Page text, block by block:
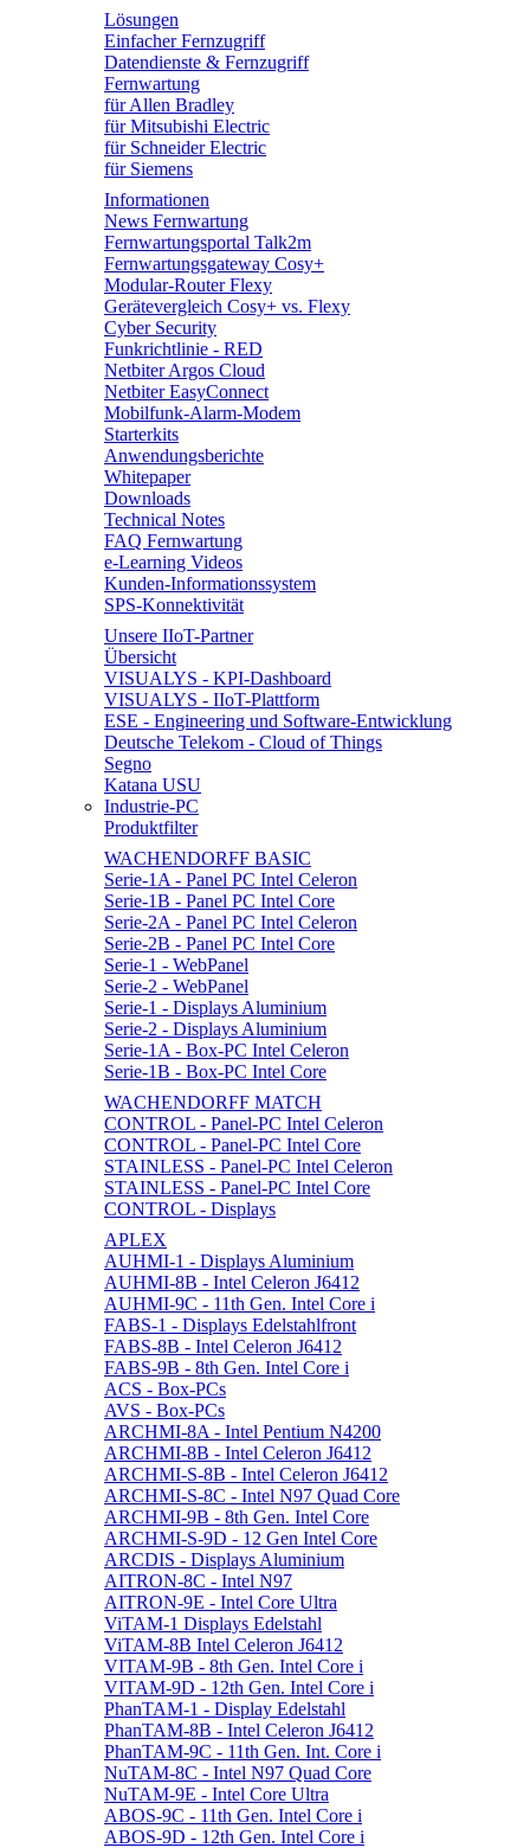
Lösungen
Einfacher Fernzugriff
Datendienste & Fernzugriff
Fernwartung
für Allen Bradley
für Mitsubishi Electric
für Schneider Electric
für Siemens
Informationen
News Fernwartung
Fernwartungsportal Talk2m
Fernwartungsgateway Cosy+
Modular-Router Flexy
Gerätevergleich Cosy+ vs. Flexy
Cyber Security
Funkrichtlinie - RED
Netbiter Argos Cloud
Netbiter EasyConnect
Mobilfunk-Alarm-Modem
Starterkits
Anwendungsberichte
Whitepaper
Downloads
Technical Notes
FAQ Fernwartung
e-Learning Videos
Kunden-Informationssystem
SPS-Konnektivität
Unsere IIoT-Partner
Übersicht
VISUALYS - KPI-Dashboard
VISUALYS - IIoT-Plattform
ESE - Engineering und Software-Entwicklung
Deutsche Telekom - Cloud of Things
Segno
Katana USU
Industrie-PC
Produktfilter
WACHENDORFF BASIC
Serie-1A - Panel PC Intel Celeron
Serie-1B - Panel PC Intel Core
Serie-2A - Panel PC Intel Celeron
Serie-2B - Panel PC Intel Core
Serie-1 - WebPanel
Serie-2 - WebPanel
Serie-1 - Displays Aluminium
Serie-2 - Displays Aluminium
Serie-1A - Box-PC Intel Celeron
Serie-1B - Box-PC Intel Core
WACHENDORFF MATCH
CONTROL - Panel-PC Intel Celeron
CONTROL - Panel-PC Intel Core
STAINLESS - Panel-PC Intel Celeron
STAINLESS - Panel-PC Intel Core
CONTROL - Displays
APLEX
AUHMI-1 - Displays Aluminium
AUHMI-8B - Intel Celeron J6412
AUHMI-9C - 11th Gen. Intel Core i
FABS-1 - Displays Edelstahlfront
FABS-8B - Intel Celeron J6412
FABS-9B - 8th Gen. Intel Core i
ACS - Box-PCs
AVS - Box-PCs
ARCHMI-8A - Intel Pentium N4200
ARCHMI-8B - Intel Celeron J6412
ARCHMI-S-8B - Intel Celeron J6412
ARCHMI-S-8C - Intel N97 Quad Core
ARCHMI-9B - 8th Gen. Intel Core
ARCHMI-S-9D - 12 Gen Intel Core
ARCDIS - Displays Aluminium
AITRON-8C - Intel N97
AITRON-9E - Intel Core Ultra
ViTAM-1 Displays Edelstahl
ViTAM-8B Intel Celeron J6412
VITAM-9B - 8th Gen. Intel Core i
VITAM-9D - 12th Gen. Intel Core i
PhanTAM-1 - Display Edelstahl
PhanTAM-8B - Intel Celeron J6412
PhanTAM-9C - 11th Gen. Int. Core i
NuTAM-8C - Intel N97 Quad Core
NuTAM-9E - Intel Core Ultra
ABOS-9C - 11th Gen. Intel Core i
ABOS-9D - 12th Gen. Intel Core i